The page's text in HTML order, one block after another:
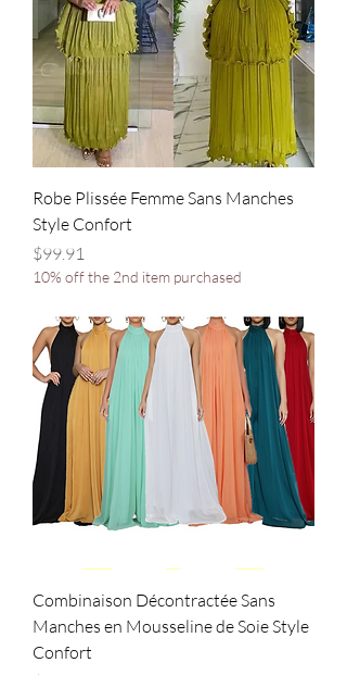
Robe Plissée Femme Sans Manches
Style Confort
Price
$99.91
10% off the 2nd item purchased
Combinaison Décontractée Sans
Manches en Mousseline de Soie Style
Confort